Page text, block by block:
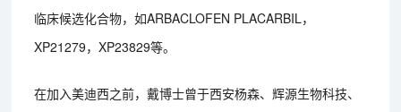
临床候选化合物，如ARBACLOFEN PLACARBIL，
XP21279，XP23829等。
在加入美迪西之前，戴博士曾于西安杨森、辉源生物科技、